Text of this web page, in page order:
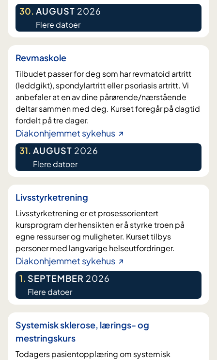
30. AUGUST 2026
Flere datoer
Revmaskole
Tilbudet passer for deg som har revmatoid artritt
(leddgikt), spondylartritt eller psoriasis artritt. Vi
anbefaler at en av dine pårørende/nærstående
deltar sammen med deg. Kurset foregår på dagtid
fordelt på tre dager.
Diakonhjemmet sykehus
31. AUGUST 2026
Flere datoer
Livsstyrketrening
Livsstyrketrening er et prosessorientert
kursprogram der hensikten er å styrke troen på
egne ressurser og muligheter. Kurset tilbys
personer med langvarige helseutfordringer.
Diakonhjemmet sykehus
1. SEPTEMBER 2026
Flere datoer
Systemisk sklerose, lærings- og
mestringskurs
Todagers pasientopplæring om systemisk